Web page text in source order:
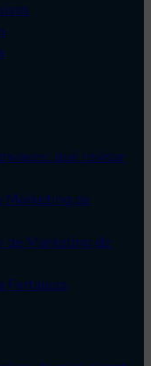
qué revisar
Marketing de
de Marketing de
Fortaleza